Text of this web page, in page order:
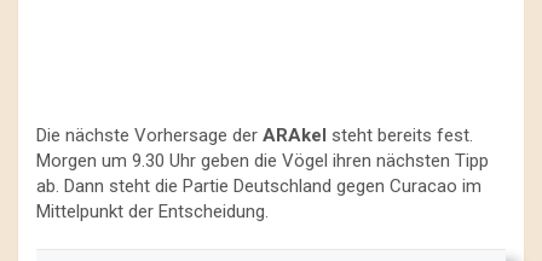
Die nächste Vorhersage der ARAkel steht bereits fest.
Morgen um 9.30 Uhr geben die Vögel ihren nächsten Tipp
ab. Dann steht die Partie Deutschland gegen Curacao im
Mittelpunkt der Entscheidung.